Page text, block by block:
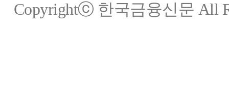
Copyrightⓒ 한국금융신문 All